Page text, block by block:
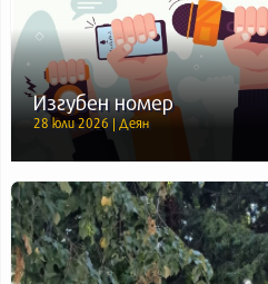
Изгубен номер
28 юли 2026 | Деян